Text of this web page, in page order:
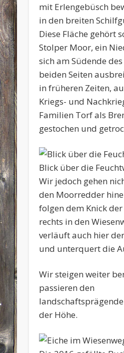
mit Erlengebüsch
in den breiten
Diese Fläche gehört
Stolper Moor, ein
sich am Südende
beiden Seiten
in früheren Zeiten,
Kriegs- und
Familien Torf als
gestochen und
Blick über die
Wir jedoch gehen
den Moorredder
folgen dem Knick
rechts in den
verläuft auch hier
und unterquert die
Wir steigen weiter
passieren den
der Höhe.